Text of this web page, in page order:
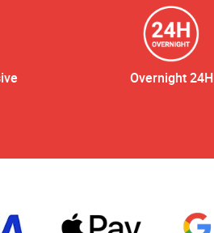
Overnight 24H